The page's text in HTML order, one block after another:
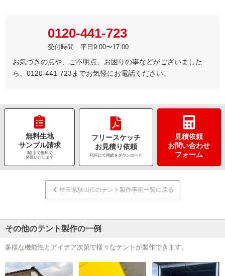
0120-441-723
受付時間 平日9:00〜17:00
お気づきの点や、ご不明点、お困りの事などがございました
ら、0120-441-723までお気軽にお電話ください。
無料生地
サンプル請求
3点まで無料で
発送いたします
フリースケッチ
お見積り依頼
PDFにて用紙をダウンロード
見積依頼
お問い合わせ
フォーム
埼玉県狭山市のテント製作事例一覧に戻る
その他のテント製作の一例
多様な機能性とアイデア次第で様々なテントが製作できます。